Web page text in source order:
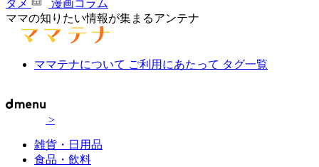
タメ
漫画コラム
ママの知りたい情報が集まるアンテナ
ママテナについて ご利用にあたって タグ一覧
>
雑貨・日用品
食品・飲料